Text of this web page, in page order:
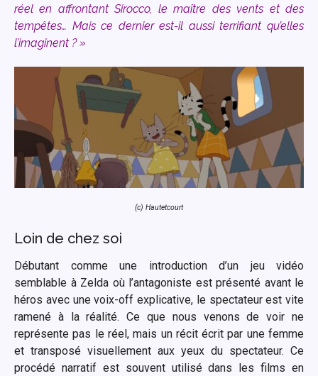
réel en affrontant Sirocco, le maître des vents et des
tempêtes… Mais ce dernier est-il aussi terrifiant qu’elles
l’imaginent ? »
(c) Hautetcourt
Loin de chez soi
Débutant comme une introduction d’un jeu vidéo
semblable à Zelda où l’antagoniste est présenté avant le
héros avec une voix-off explicative, le spectateur est vite
ramené à la réalité. Ce que nous venons de voir ne
représente pas le réel, mais un récit écrit par une femme
et transposé visuellement aux yeux du spectateur. Ce
procédé narratif est souvent utilisé dans les films en